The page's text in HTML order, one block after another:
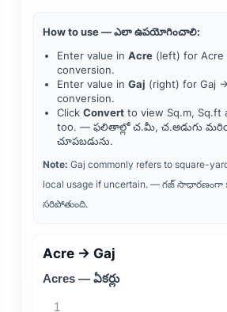
How to use — ఎలా ఉపయోగించాలి:
Enter value in Acre (left) for Acre
conversion.
Enter value in Gaj (right) for Gaj
conversion.
Click Convert to view Sq.m, Sq.ft
too. — ఫలితాల్లో చ.మీ, చ.అడుగు
చూపబడును.
Note: Gaj commonly refers to square-
local usage if uncertain. — గజ్ సాధారణంగా
సరిపోతుంది.
Acre → Gaj
Acres — ఏకర్లు